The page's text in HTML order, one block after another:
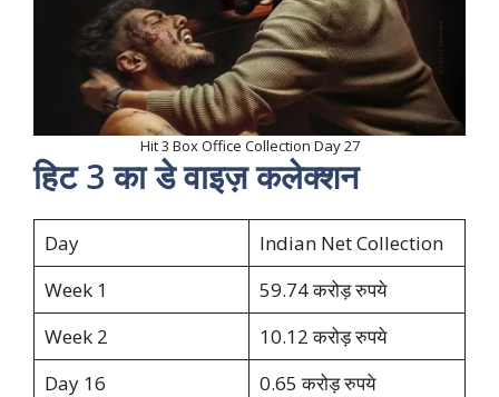
Hit 3 Box Office Collection Day 27
हिट 3 का डे वाइज़ कलेक्शन
Day
Indian Net Collection
Week 1
59.74 करोड़ रुपये
Week 2
10.12 करोड़ रुपये
Day 16
0.65 करोड़ रुपये